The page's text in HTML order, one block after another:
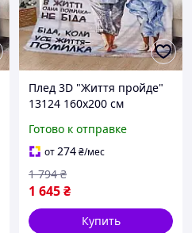
Плед 3D "Життя пройде"
13124 160х200 см
Готово к отправке
от274₴/мес
1 645₴
1 794 ₴
Купить